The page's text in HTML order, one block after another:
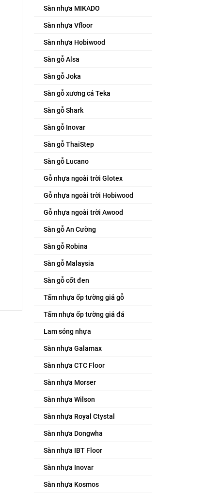
Sàn nhựa MIKADO
Sàn nhựa Vfloor
Sàn nhựa Hobiwood
Sàn gỗ Alsa
Sàn gỗ Joka
Sàn gỗ xương cá Teka
Sàn gỗ Shark
Sàn gỗ Inovar
Sàn gỗ ThaiStep
Sàn gỗ Lucano
Gỗ nhựa ngoài trời Glotex
Gỗ nhựa ngoài trời Hobiwood
Gỗ nhựa ngoài trời Awood
Sàn gỗ An Cường
Sàn gỗ Robina
Sàn gỗ Malaysia
Sàn gỗ cốt đen
Tấm nhựa ốp tường giả gỗ
Tấm nhựa ốp tường giả đá
Lam sóng nhựa
Sàn nhựa Galamax
Sàn nhựa CTC Floor
Sàn nhựa Morser
Sàn nhựa Wilson
Sàn nhựa Royal Ctystal
Sàn nhựa Dongwha
Sàn nhựa IBT Floor
Sàn nhựa Inovar
Sàn nhựa Kosmos